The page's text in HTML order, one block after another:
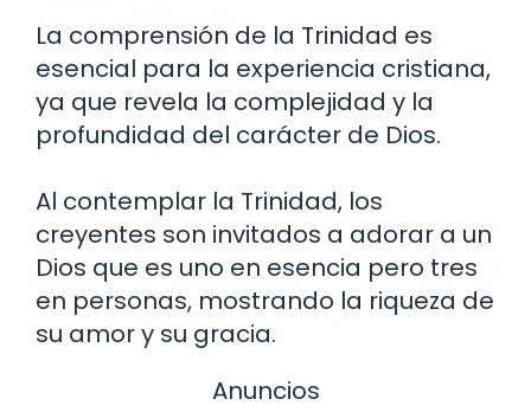
La comprensión de la Trinidad es
esencial para la experiencia cristiana,
ya que revela la complejidad y la
profundidad del carácter de Dios.
Al contemplar la Trinidad, los
creyentes son invitados a adorar a un
Dios que es uno en esencia pero tres
en personas, mostrando la riqueza de
su amor y su gracia.
Anuncios